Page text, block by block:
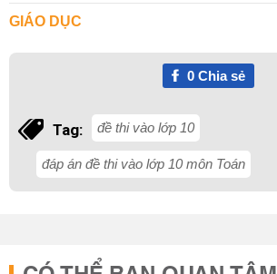
GIÁO DỤC
0Chia sẻ
Tag: đề thi vào lớp 10
đáp án đề thi vào lớp 10 môn Toán